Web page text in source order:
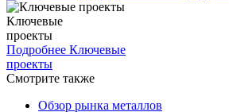
Ключевые
проекты
Подробнее Ключевые
проекты
Смотрите также
Обзор рынка металлов